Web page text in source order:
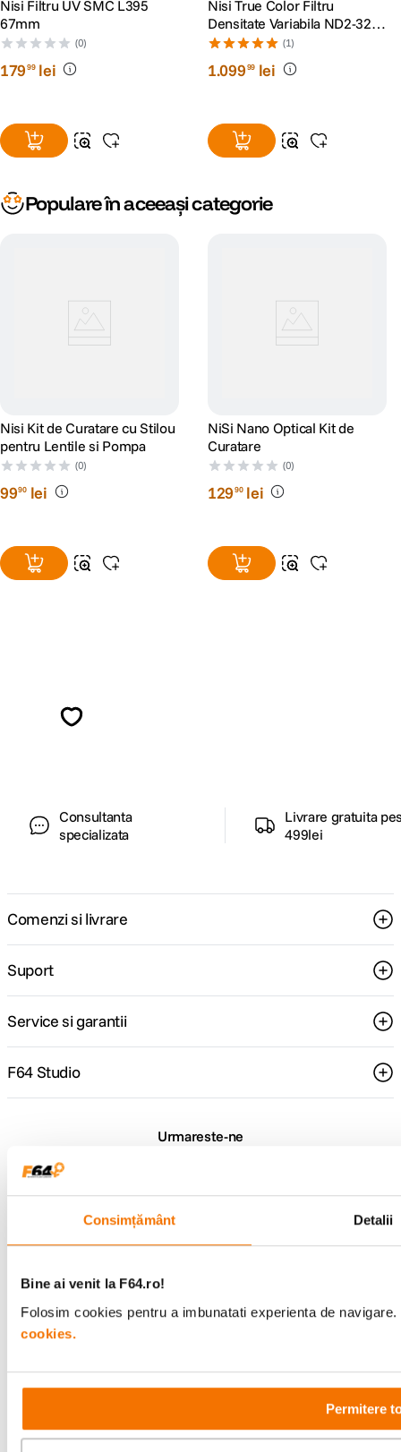
Consimțământ Detalii
Bine ai venit la F64.ro!
Folosim cookies pentru a imbunatati experienta de
cookies.
Permitere
Nisi Filtru UV SMC L395
67mm
(0)
17999 lei
Nisi True Color Filtru
Densitate Variabila ND2-32
82mm
(1)
1.09999 lei
Populare în aceeași categorie
Nisi Kit de Curatare cu Stilou
pentru Lentile si Pompa
(0)
9990 lei
NiSi Nano Optical Kit de
Curatare
(0)
12990 lei
Consultanta
specializata
Livrare gratuita
499lei
Comenzi si livrare
Suport
Service si garantii
F64 Studio
Urmareste-ne
Comenzi si suport
+40 21 270 0050
Program de lucru
Showroom
Bd-ul Unirii 64, Bucuresti